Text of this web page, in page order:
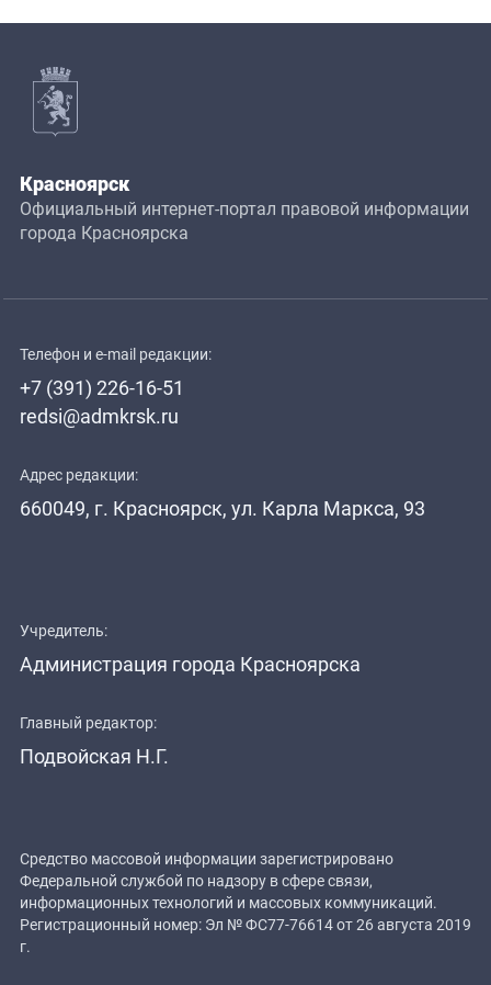
Красноярск
Официальный интернет-портал правовой информации
города Красноярска
Телефон и e-mail редакции:
+7 (391) 226-16-51
redsi@admkrsk.ru
Адрес редакции:
660049, г. Красноярск, ул. Карла Маркса, 93
Учредитель:
Администрация города Красноярска
Главный редактор:
Подвойская Н.Г.
Средство массовой информации зарегистрировано
Федеральной службой по надзору в сфере связи,
информационных технологий и массовых коммуникаций.
Регистрационный номер: Эл № ФС77-76614 от 26 августа 2019
г.